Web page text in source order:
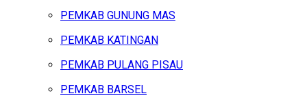
PEMKAB GUNUNG MAS
PEMKAB KATINGAN
PEMKAB PULANG PISAU
PEMKAB BARSEL